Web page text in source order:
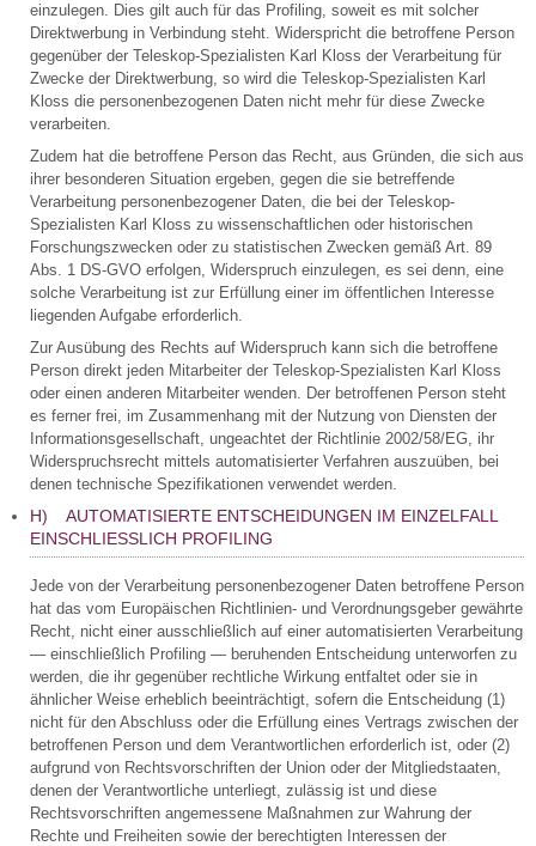
einzulegen. Dies gilt auch für das Profiling, soweit es mit solcher
Direktwerbung in Verbindung steht. Widerspricht die betroffene Person
gegenüber der Teleskop-Spezialisten Karl Kloss der Verarbeitung für
Zwecke der Direktwerbung, so wird die Teleskop-Spezialisten Karl
Kloss die personenbezogenen Daten nicht mehr für diese Zwecke
verarbeiten.
Zudem hat die betroffene Person das Recht, aus Gründen, die sich aus
ihrer besonderen Situation ergeben, gegen die sie betreffende
Verarbeitung personenbezogener Daten, die bei der Teleskop-
Spezialisten Karl Kloss zu wissenschaftlichen oder historischen
Forschungszwecken oder zu statistischen Zwecken gemäß Art. 89
Abs. 1 DS-GVO erfolgen, Widerspruch einzulegen, es sei denn, eine
solche Verarbeitung ist zur Erfüllung einer im öffentlichen Interesse
liegenden Aufgabe erforderlich.
Zur Ausübung des Rechts auf Widerspruch kann sich die betroffene
Person direkt jeden Mitarbeiter der Teleskop-Spezialisten Karl Kloss
oder einen anderen Mitarbeiter wenden. Der betroffenen Person steht
es ferner frei, im Zusammenhang mit der Nutzung von Diensten der
Informationsgesellschaft, ungeachtet der Richtlinie 2002/58/EG, ihr
Widerspruchsrecht mittels automatisierter Verfahren auszuüben, bei
denen technische Spezifikationen verwendet werden.
H) AUTOMATISIERTE ENTSCHEIDUNGEN IM EINZELFALL
EINSCHLIESSLICH PROFILING
Jede von der Verarbeitung personenbezogener Daten betroffene Person
hat das vom Europäischen Richtlinien- und Verordnungsgeber gewährte
Recht, nicht einer ausschließlich auf einer automatisierten Verarbeitung
— einschließlich Profiling — beruhenden Entscheidung unterworfen zu
werden, die ihr gegenüber rechtliche Wirkung entfaltet oder sie in
ähnlicher Weise erheblich beeinträchtigt, sofern die Entscheidung (1)
nicht für den Abschluss oder die Erfüllung eines Vertrags zwischen der
betroffenen Person und dem Verantwortlichen erforderlich ist, oder (2)
aufgrund von Rechtsvorschriften der Union oder der Mitgliedstaaten,
denen der Verantwortliche unterliegt, zulässig ist und diese
Rechtsvorschriften angemessene Maßnahmen zur Wahrung der
Rechte und Freiheiten sowie der berechtigten Interessen der